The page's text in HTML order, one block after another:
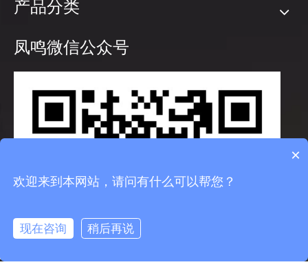
15358868788
info@fmcable.com
凤鸣公众号
产品分类
凤鸣微信公众号
×
欢迎来到本网站，请问有什么可以帮您？
现在咨询 稍后再说